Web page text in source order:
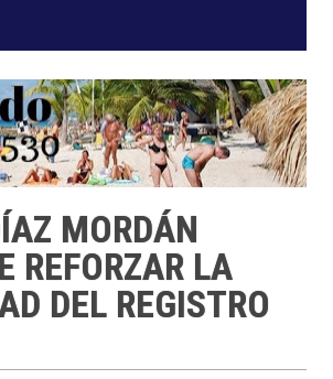
MORDÁN
REFORZAR LA
DEL REGISTRO